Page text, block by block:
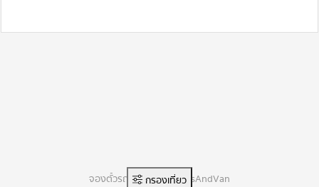
กรองเที่ยว
จองตั๋วรถทัวร์ออนไลน์ BusAndVan